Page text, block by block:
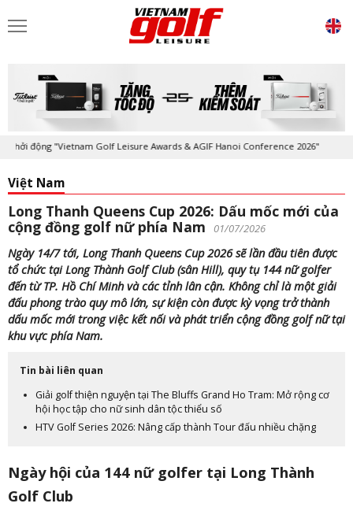
động "Vietnam Golf Leisure Awards & AGIF Hanoi Conference 2026"
Việt Nam
Long Thanh Queens Cup 2026: Dấu mốc mới của
cộng đồng golf nữ phía Nam
01/07/2026
Ngày 14/7 tới, Long Thanh Queens Cup 2026 sẽ lần đầu tiên được
tổ chức tại Long Thành Golf Club (sân Hill), quy tụ 144 nữ golfer
đến từ TP. Hồ Chí Minh và các tỉnh lân cận. Không chỉ là một giải
đấu phong trào quy mô lớn, sự kiện còn được kỳ vọng trở thành
dấu mốc mới trong việc kết nối và phát triển cộng đồng golf nữ tại
khu vực phía Nam.
Tin bài liên quan
Giải golf thiện nguyện tại The Bluffs Grand Ho Tram: Mở rộng cơ
hội học tập cho nữ sinh dân tộc thiểu số
HTV Golf Series 2026: Nâng cấp thành Tour đấu nhiều chặng
Ngày hội của 144 nữ golfer tại Long Thành
Golf Club